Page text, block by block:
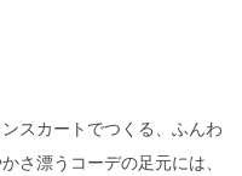
スカートでつくる、ふんわ
さ漂うコーデの足元には、